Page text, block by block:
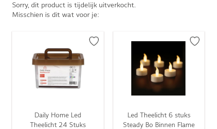
Sorry, dit product is tijdelijk uitverkocht.
Misschien is dit wat voor je:
Daily Home Led
Theelicht 24 Stuks
Led Theelicht 6 stuks
Steady Bo Binnen Flame